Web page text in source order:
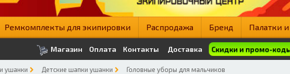
Ремкомплекты для экипировки Распродажа Бренд Палатки
Магазин Оплата Контакты Доставка Скидки и промо-
ушанки Детские шапки ушанки Головные уборы для мальчиков